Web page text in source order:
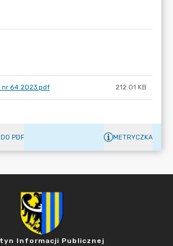
nr 64 2023.pdf 212.01 KB
PDF METRYCZKA
Informacji Publicznej